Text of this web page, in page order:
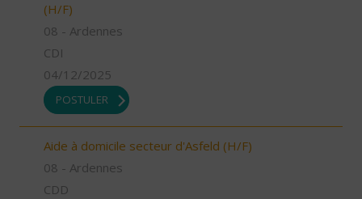
(H/F)
08 - Ardennes
CDI
04/12/2025
POSTULER
Aide à domicile secteur d'Asfeld (H/F)
08 - Ardennes
CDD